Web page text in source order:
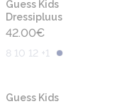
Guess Kids
Dressipluus
42.00€
8 10 12 +1
Guess Kids